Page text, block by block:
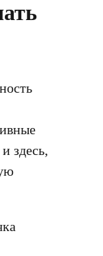
здесь,